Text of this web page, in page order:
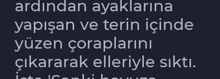
ardından ayaklarına
yapışan ve terin içinde
yüzen çoraplarını
çıkararak elleriyle sıktı.